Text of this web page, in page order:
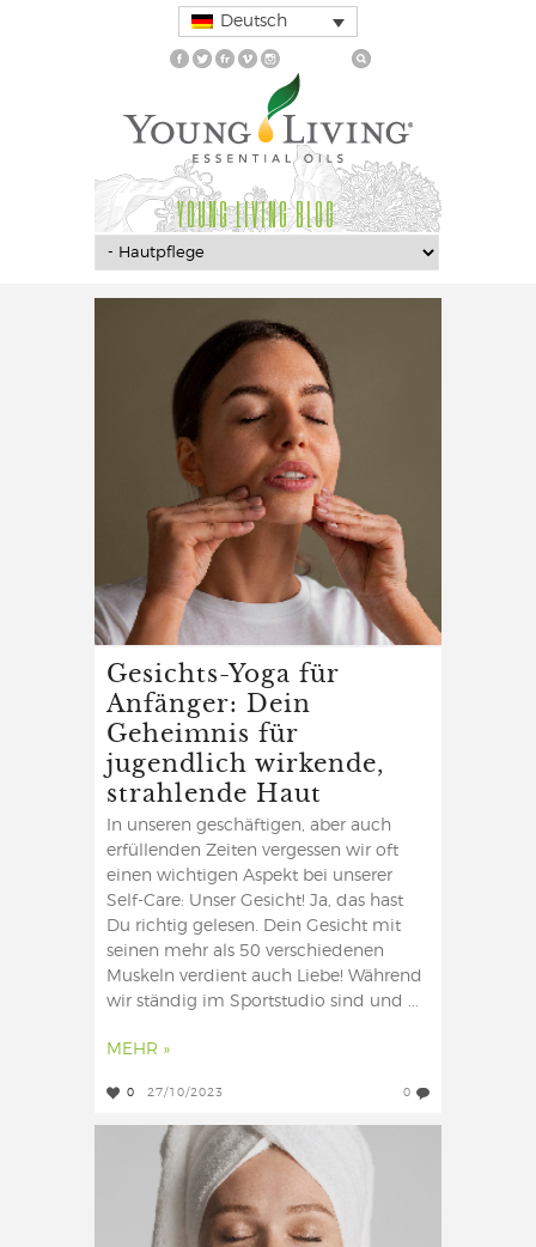
Deutsch
YOUNG LIVING BLOG
Gesichts-Yoga für
Anfänger: Dein
Geheimnis für
jugendlich wirkende,
strahlende Haut
In unseren geschäftigen, aber auch
erfüllenden Zeiten vergessen wir oft
einen wichtigen Aspekt bei unserer
Self-Care: Unser Gesicht! Ja, das hast
Du richtig gelesen. Dein Gesicht mit
seinen mehr als 50 verschiedenen
Muskeln verdient auch Liebe! Während
wir ständig im Sportstudio sind und ...
MEHR »
0 27/10/2023 0